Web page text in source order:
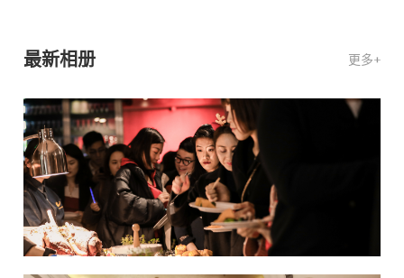
最新相册 更多+